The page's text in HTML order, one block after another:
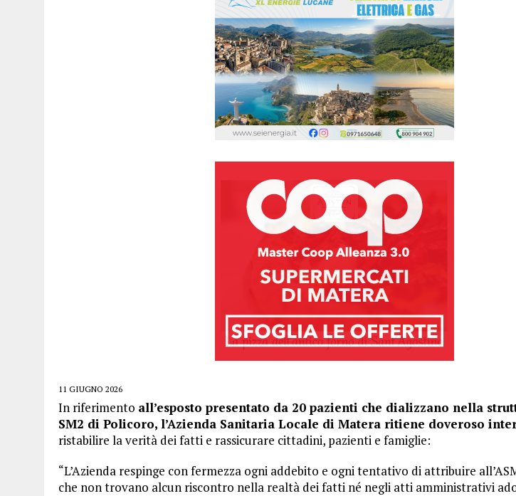
11 GIUGNO 2026
In riferimento all’esposto presentato da 20 pazienti che dializzano nella
SM2 di Policoro, l’Azienda Sanitaria Locale di Matera ritiene doveroso
ristabilire la verità dei fatti e rassicurare cittadini, pazienti e famiglie:
“L’Azienda respinge con fermezza ogni addebito e ogni tentativo di attribuire
che non trovano alcun riscontro nella realtà dei fatti né negli atti amministrativi